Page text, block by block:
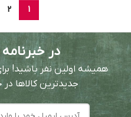
1
2
در
همیشه اولین نفر باشید!
جدیدترین کالاها